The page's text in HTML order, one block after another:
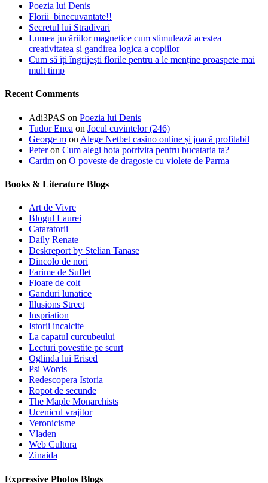
Poezia lui Denis
Florii binecuvantate!!
Secretul lui Stradivari
Lumea jucăriilor magnetice cum stimulează acestea
creativitatea și gandirea logica a copiilor
Cum să îți îngrijești florile pentru a le menține proaspete mai
mult timp
Recent Comments
Adi3PAS on Poezia lui Denis
Tudor Enea on Jocul cuvintelor (246)
George m on Alege Netbet casino online și joacă profitabil
Peteron Cum alegi hota potrivita pentru bucataria ta?
Cartim on O poveste de dragoste cu violete de Parma
Books & Literature Blogs
Art de Vivre
Blogul Laurei
Cataratorii
Daily Renate
Deskreport by Stelian Tanase
Dincolo de nori
Farime de Suflet
Floare de colt
Ganduri lunatice
Illusions Street
Inspriation
Istorii incalcite
La capatul curcubeului
Lecturi povestite pe scurt
Oglinda lui Erised
Psi Words
Redescopera Istoria
Ropot de secunde
The Maple Monarchists
Ucenicul vrajitor
Veronicisme
Vladen
Web Cultura
Zinaida
Expressive Photos Blogs